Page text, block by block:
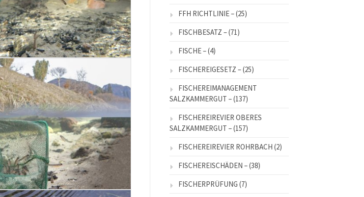
FFH RICHTLINIE –(25)
FISCHBESATZ –(71)
FISCHE –(4)
FISCHEREIGESETZ –(25)
FISCHEREIMANAGEMENT
SALZKAMMERGUT –(137)
FISCHEREIREVIER OBERES
SALZKAMMERGUT –(157)
FISCHEREIREVIER ROHRBACH (2)
FISCHEREISCHÄDEN –(38)
FISCHERPRÜFUNG (7)